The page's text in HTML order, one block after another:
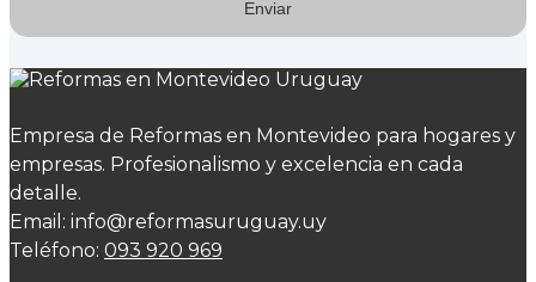
Empresa de Reformas en Montevideo para hogares y
empresas. Profesionalismo y excelencia en cada
detalle.
Email: info@reformasuruguay.uy
Teléfono: 093 920 969